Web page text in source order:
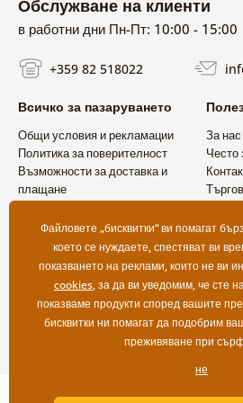
Обслужване на клиенти
в работни дни Пн-Пт: 10:00 - 15:00
+359 82 518022
Всичко за пазаруването
Общи условия и рекламации
Политика за поверителност
Възможности за доставка и
плащане
За нас
Често
Файловете „бисквитки“ ви помагат
което се нуждаете, спестяват ви
показването на реклами, които не ви
cookies, за да ви уведомим, че сте
показваме продукти според вашите
бисквитки ни помагат да подобрим
преживяване при
не